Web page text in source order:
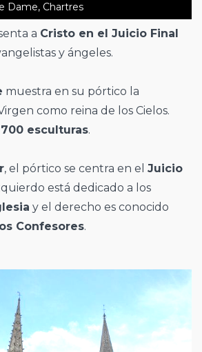
Dame, Chartres
a Cristo en el Juicio Final
y ángeles.
muestra en su pórtico la
como reina de los Cielos.
700 esculturas.
, el pórtico se centra en el Juicio
está dedicado a los
y el derecho es conocido
Confesores.